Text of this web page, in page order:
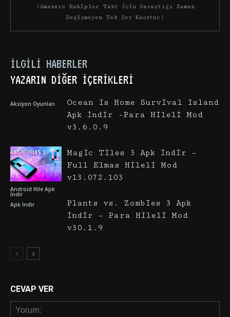
(Amansız Rakipler Taht İçin Savaştığı Zaman
Değişmeyen Tek Şey Kaostur)
İLGILI HABERLER
YAZARIN DIĞER İÇERIKLERI
Aksiyon Oyunları
Ocean Is Home Survival Island
Apk İndir -Para Hileli Mod
v3.6.0.9
Android Hile Apk
İndir
Magic Tiles 3 Apk İndir –
Full Elmas Hileli Mod
v13.072.103
Apk İndir
Plants vs. Zombies 3 Apk
İndir – Para Hileli Mod
v30.1.9
CEVAP VER